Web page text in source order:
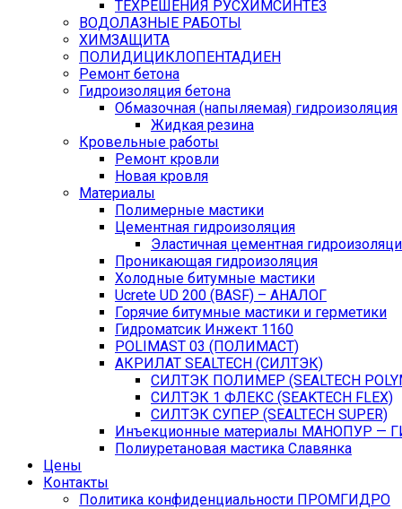
ТЕХРЕШЕНИЯ РУСХИМСИНТЕЗ
ВОДОЛАЗНЫЕ РАБОТЫ
ХИМЗАЩИТА
ПОЛИДИЦИКЛОПЕНТАДИЕН
Ремонт бетона
Гидроизоляция бетона
Обмазочная (напыляемая) гидроизоляция
Жидкая резина
Кровельные работы
Ремонт кровли
Новая кровля
Материалы
Полимерные мастики
Цементная гидроизоляция
Эластичная цементная
Проникающая гидроизоляция
Холодные битумные мастики
Ucrete UD 200 (BASF) – АНАЛОГ
Горячие битумные мастики и герметики
Гидроматсик Инжект 1160
POLIMAST 03 (ПОЛИМАСТ)
АКРИЛАТ SEALTECH (СИЛТЭК)
СИЛТЭК ПОЛИМЕР (SEALTECH
СИЛТЭК 1 ФЛЕКС (SEAKTECH FLEX)
СИЛТЭК СУПЕР (SEALTECH SUPER)
Инъекционные материалы МАНОПУР —
Полиуретановая мастика Славянка
Цены
Контакты
Политика конфиденциальности ПРОМГИДРО